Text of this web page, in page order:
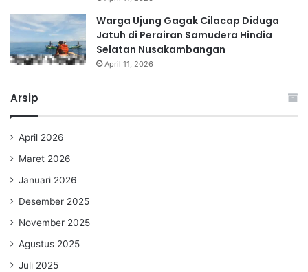
Warga Ujung Gagak Cilacap Diduga
Jatuh di Perairan Samudera Hindia
Selatan Nusakambangan
April 11, 2026
Arsip
April 2026
Maret 2026
Januari 2026
Desember 2025
November 2025
Agustus 2025
Juli 2025